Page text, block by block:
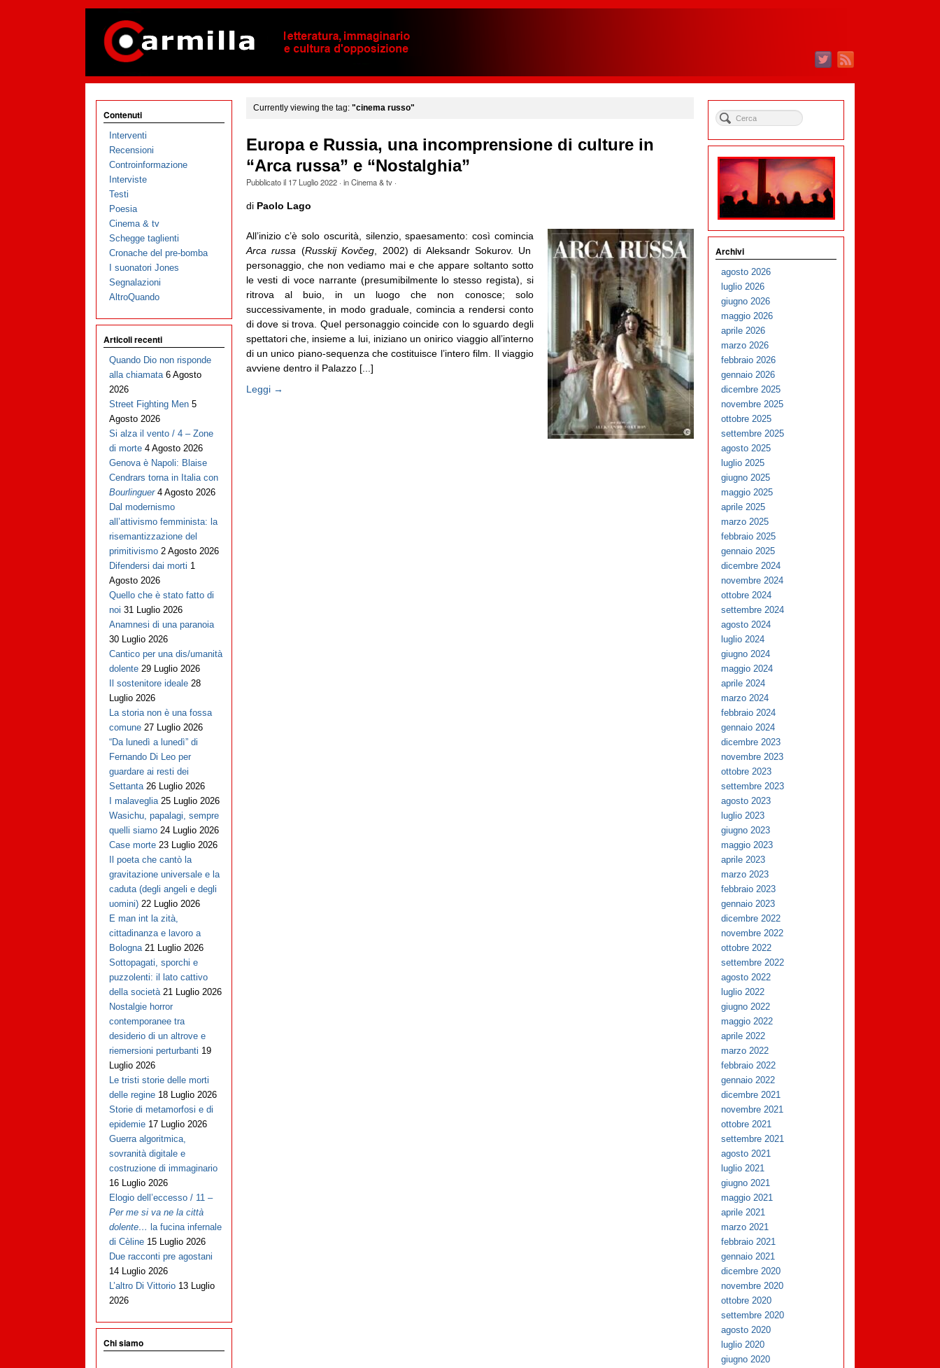
Currently viewing the tag: "cinema russo"
Europa e Russia, una incomprensione di culture in
“Arca russa” e “Nostalghia”
Pubblicato il 17 Luglio 2022· inCinema & tv·
di Paolo Lago
All’inizio c’è solo oscurità, silenzio, spaesamento: così comincia
Arca russa (Russkij Kovčeg , 2002) di Aleksandr Sokurov. Un
personaggio, che non vediamo mai e che appare soltanto sotto
le vesti di voce narrante (presumibilmente lo stesso regista), si
ritrova al buio, in un luogo che non conosce; solo
successivamente, in modo graduale, comincia a rendersi conto
di dove si trova. Quel personaggio coincide con lo sguardo degli
spettatori che, insieme a lui, iniziano un onirico viaggio all’interno
di un unico piano-sequenza che costituisce l’intero film. Il viaggio
avviene dentro il Palazzo [...]
Leggi →
Contenuti
Interventi
Recensioni
Controinformazione
Interviste
Testi
Poesia
Cinema & tv
Schegge taglienti
Cronache del pre-bomba
I suonatori Jones
Segnalazioni
AltroQuando
Articoli recenti
Quando Dio non risponde
alla chiamata 6 Agosto
2026
Street Fighting Men 5
Agosto 2026
Si alza il vento / 4 – Zone
di morte 4 Agosto 2026
Genova è Napoli: Blaise
Cendrars torna in Italia con
Bourlinguer 4 Agosto 2026
Dal modernismo
all’attivismo femminista: la
risemantizzazione del
primitivismo 2 Agosto 2026
Difendersi dai morti 1
Agosto 2026
Quello che è stato fatto di
noi 31 Luglio 2026
Anamnesi di una paranoia
30 Luglio 2026
Cantico per una dis/umanità
dolente 29 Luglio 2026
Il sostenitore ideale 28
Luglio 2026
La storia non è una fossa
comune 27 Luglio 2026
“Da lunedì a lunedì” di
Fernando Di Leo per
guardare ai resti dei
Settanta 26 Luglio 2026
I malaveglia 25 Luglio 2026
Wasichu, papalagi, sempre
quelli siamo 24 Luglio 2026
Case morte 23 Luglio 2026
Il poeta che cantò la
gravitazione universale e la
caduta (degli angeli e degli
uomini) 22 Luglio 2026
E man int la zità,
cittadinanza e lavoro a
Bologna 21 Luglio 2026
Sottopagati, sporchi e
puzzolenti: il lato cattivo
della società 21 Luglio 2026
Nostalgie horror
contemporanee tra
desiderio di un altrove e
riemersioni perturbanti 19
Luglio 2026
Le tristi storie delle morti
delle regine 18 Luglio 2026
Storie di metamorfosi e di
epidemie 17 Luglio 2026
Guerra algoritmica,
sovranità digitale e
costruzione di immaginario
16 Luglio 2026
Elogio dell’eccesso / 11 –
Per me si va ne la città
dolente… la fucina infernale
di Cèline 15 Luglio 2026
Due racconti pre agostani
14 Luglio 2026
L’altro Di Vittorio 13 Luglio
2026
Chi siamo
Archivi
agosto 2026
luglio 2026
giugno 2026
maggio 2026
aprile 2026
marzo 2026
febbraio 2026
gennaio 2026
dicembre 2025
novembre 2025
ottobre 2025
settembre 2025
agosto 2025
luglio 2025
giugno 2025
maggio 2025
aprile 2025
marzo 2025
febbraio 2025
gennaio 2025
dicembre 2024
novembre 2024
ottobre 2024
settembre 2024
agosto 2024
luglio 2024
giugno 2024
maggio 2024
aprile 2024
marzo 2024
febbraio 2024
gennaio 2024
dicembre 2023
novembre 2023
ottobre 2023
settembre 2023
agosto 2023
luglio 2023
giugno 2023
maggio 2023
aprile 2023
marzo 2023
febbraio 2023
gennaio 2023
dicembre 2022
novembre 2022
ottobre 2022
settembre 2022
agosto 2022
luglio 2022
giugno 2022
maggio 2022
aprile 2022
marzo 2022
febbraio 2022
gennaio 2022
dicembre 2021
novembre 2021
ottobre 2021
settembre 2021
agosto 2021
luglio 2021
giugno 2021
maggio 2021
aprile 2021
marzo 2021
febbraio 2021
gennaio 2021
dicembre 2020
novembre 2020
ottobre 2020
settembre 2020
agosto 2020
luglio 2020
giugno 2020